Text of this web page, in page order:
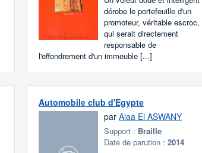
dérobe le portefeuille d'un
promoteur, véritable escroc,
qui serait directement
responsable de
l'effondrement d'un immeuble [...]
Automobile club d'Egypte
par Alaa El ASWANY
Support : Braille
Date de parution : 2014